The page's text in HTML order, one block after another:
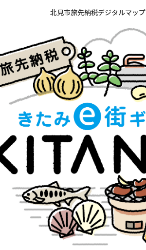
北見市旅先納税デジタルマップ